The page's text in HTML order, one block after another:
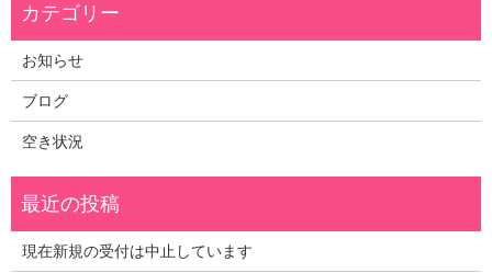
お知らせ
ブログ
空き状況
現在新規の受付は中止しています